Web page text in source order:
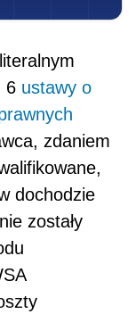
6 ustawy o
zdaniem
dochodzie
zostały